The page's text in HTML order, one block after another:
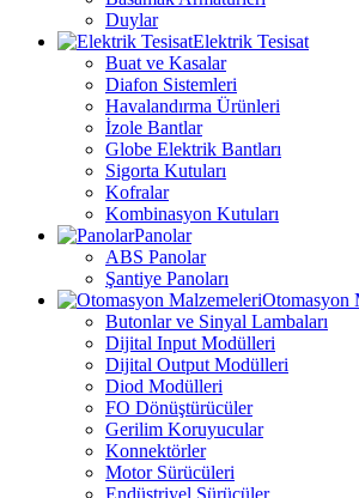
Duylar
Elektrik Tesisat
Buat ve Kasalar
Diafon Sistemleri
Havalandırma Ürünleri
İzole Bantlar
Globe Elektrik Bantları
Sigorta Kutuları
Kofralar
Kombinasyon Kutuları
Panolar
ABS Panolar
Şantiye Panoları
Otomasyon
Butonlar ve Sinyal Lambaları
Dijital Input Modülleri
Dijital Output Modülleri
Diod Modülleri
FO Dönüştürücüler
Gerilim Koruyucular
Konnektörler
Motor Sürücüleri
Endüstriyel Sürücüler